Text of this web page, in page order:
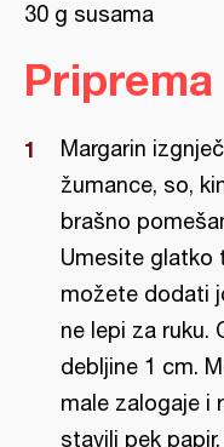
30 g susama
Priprema
Margarin
žumance, so,
brašno
Umesite glatko
možete dodati
ne lepi za ruku.
debljine 1 cm.
male zalogaje i
stavili pek